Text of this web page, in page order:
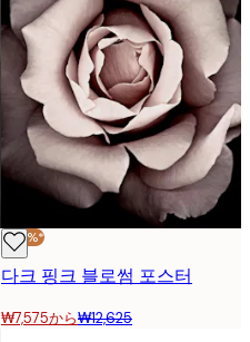
-40%*
다크 핑크 블로썸 포스터
₩7,575から₩12,625